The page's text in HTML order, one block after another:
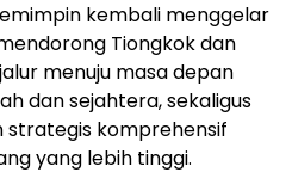
kembali menggelar
Tiongkok dan
menuju masa depan
dan sejahtera, sekaligus
komprehensif
yang lebih tinggi.